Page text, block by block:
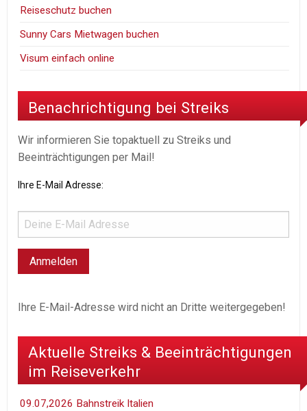
Reiseschutz buchen
Sunny Cars Mietwagen buchen
Visum einfach online
Benachrichtigung bei Streiks
Wir informieren Sie topaktuell zu Streiks und
Beeinträchtigungen per Mail!
Ihre E-Mail Adresse:
Ihre E-Mail-Adresse wird nicht an Dritte weitergegeben!
Aktuelle Streiks & Beeinträchtigungen
im Reiseverkehr
09.07,2026 Bahnstreik Italien